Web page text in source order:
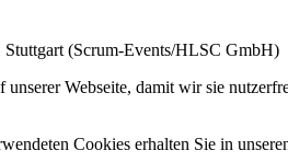
(Scrum-Events/HLSC GmbH)
Webseite, damit wir sie
Cookies erhalten Sie in